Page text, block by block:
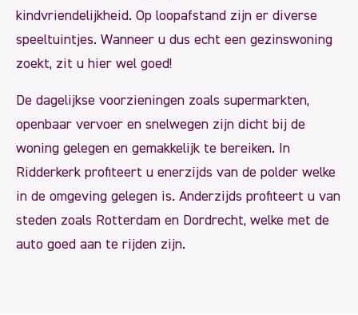
kindvriendelijkheid. Op loopafstand zijn er diverse
speeltuintjes. Wanneer u dus echt een gezinswoning
zoekt, zit u hier wel goed!
De dagelijkse voorzieningen zoals supermarkten,
openbaar vervoer en snelwegen zijn dicht bij de
woning gelegen en gemakkelijk te bereiken. In
Ridderkerk profiteert u enerzijds van de polder welke
in de omgeving gelegen is. Anderzijds profiteert u van
steden zoals Rotterdam en Dordrecht, welke met de
auto goed aan te rijden zijn.